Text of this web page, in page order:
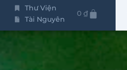
Thư Viện
Tài Nguyên
0 ₫